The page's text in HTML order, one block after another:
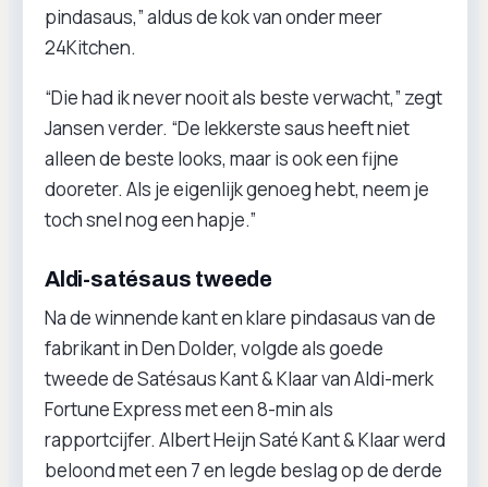
pindasaus,” aldus de kok van onder meer
24Kitchen.
“Die had ik never nooit als beste verwacht,” zegt
Jansen verder. “De lekkerste saus heeft niet
alleen de beste looks, maar is ook een fijne
dooreter. Als je eigenlijk genoeg hebt, neem je
toch snel nog een hapje.”
Aldi-satésaus tweede
Na de winnende kant en klare pindasaus van de
fabrikant in Den Dolder, volgde als goede
tweede de Satésaus Kant & Klaar van Aldi-merk
Fortune Express met een 8-min als
rapportcijfer. Albert Heijn Saté Kant & Klaar werd
beloond met een 7 en legde beslag op de derde